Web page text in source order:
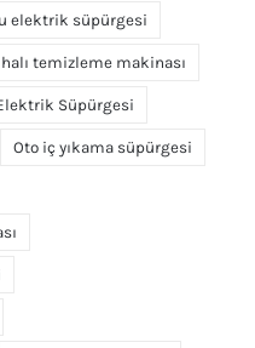
elektrik süpürgesi
temizleme makinası
Süpürgesi
Oto iç yıkama süpürgesi